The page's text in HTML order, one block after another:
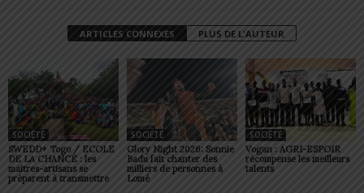
ARTICLES CONNEXES PLUS DE L'AUTEUR
SOCIÉTÉ
SWEDD+ Togo / ECOLE
DE LA CHANCE : les
maitres-artisans se
préparent à transmettre
SOCIÉTÉ
Glory Night 2026: Sonnie
Badu fait chanter des
milliers de personnes à
Lomé
SOCIÉTÉ
Vogan : AGRI-ESPOIR
récompense les meilleurs
talents